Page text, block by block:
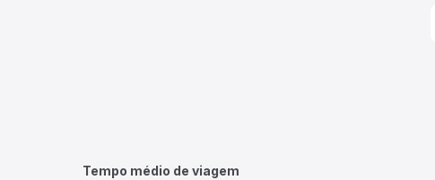
Tempo médio de viagem